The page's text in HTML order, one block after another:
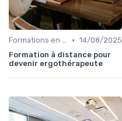
Formations en ligne • 14/08/2025
Formation à distance pour
devenir ergothérapeute